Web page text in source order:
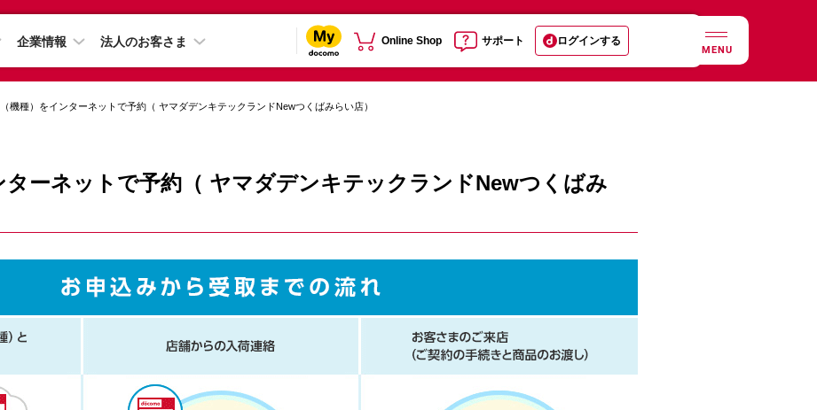
企業情報 法人のお客さま Online Shop サポート ログインする
MENU
機種）をインターネットで予約（ ヤマダデンキテックランドNewつくばみらい店）
ターネットで予約（ ヤマダデンキテックランドNewつくばみ